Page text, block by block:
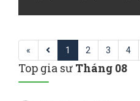
« 1 2 3 4
Top gia sư Tháng 08